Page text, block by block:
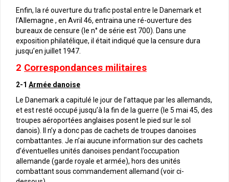
Enfin, la ré ouverture du trafic postal entre le Danemark et
l’Allemagne , en Avril 46, entraina une ré-ouverture des
bureaux de censure (le n° de série est 700). Dans une
exposition philatélique, il était indiqué que la censure dura
jusqu’en juillet 1947.
2 Correspondances militaires
2-1 Armée danoise
Le Danemark a capitulé le jour de l’attaque par les allemands,
et est resté occupé jusqu’à la fin de la guerre (le 5 mai 45, des
troupes aéroportées anglaises posent le pied sur le sol
danois). Il n’y a donc pas de cachets de troupes danoises
combattantes. Je n’ai aucune information sur des cachets
d’éventuelles unités danoises pendant l’occupation
allemande (garde royale et armée), hors des unités
combattant sous commandement allemand (voir ci-